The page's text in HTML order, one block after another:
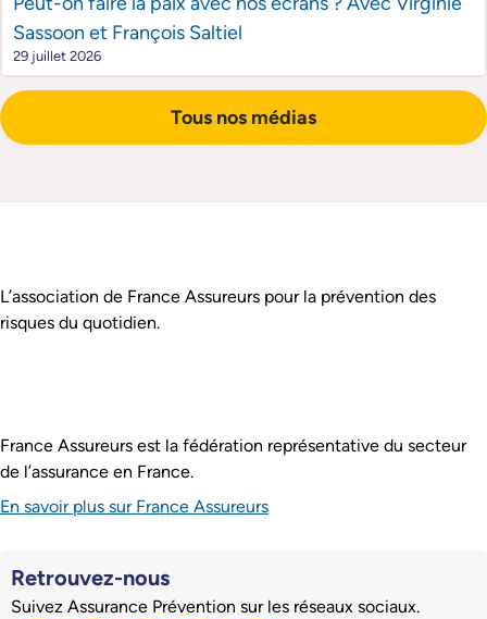
Sassoon et François Saltiel
29 juillet 2026
Tous nos médias
Assurance Prévention est :
L’association de France Assureurs pour la prévention des
risques du quotidien.
France Assureurs est la fédération représentative du secteur
de l’assurance en France.
En savoir plus sur France Assureurs
Retrouvez-nous
Suivez Assurance Prévention sur les réseaux sociaux.